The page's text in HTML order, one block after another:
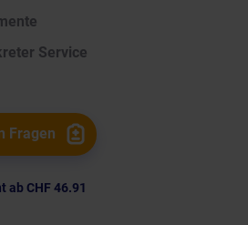
Service
Fragen
ab CHF 46.91